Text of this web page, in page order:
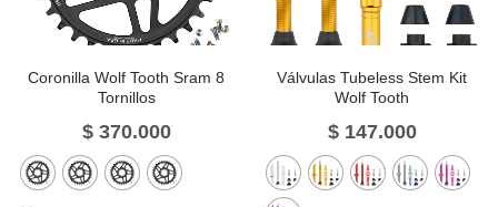
Coronilla Wolf Tooth Sram 8
Tornillos
$370.000
Válvulas Tubeless Stem Kit
Wolf Tooth
$147.000